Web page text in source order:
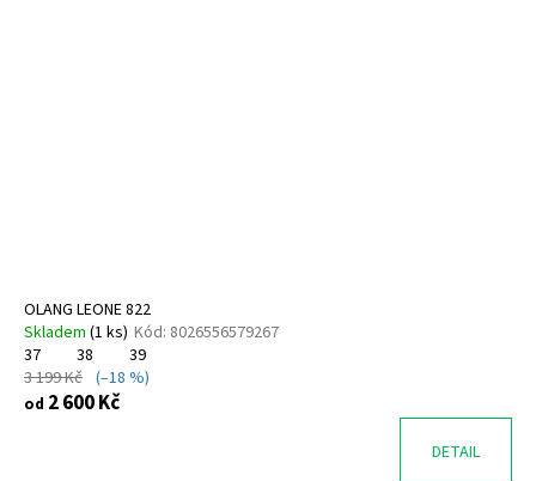
OLANG LEONE 822
Skladem (1 ks) Kód: 8026556579267
37
38
39
3 199 Kč (–18 %)
od 2 600 Kč
DETAIL